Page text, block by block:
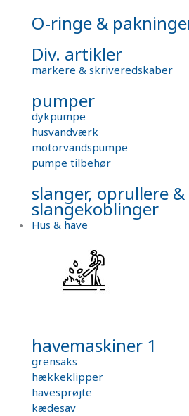
O-ringe &
Div. artikler
markere & skriveredskaber
pumper
dykpumpe
husvandværk
motorvandspumpe
pumpe tilbehør
slanger, oprullere &
slangekoblinger
Hus & have
havemaskiner 1
grensaks
hækkeklipper
havesprøjte
kædesav